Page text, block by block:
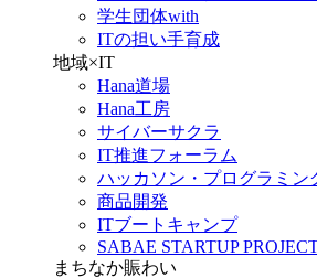
学生団体with
ITの担い手育成
地域×IT
Hana道場
Hana工房
サイバーサクラ
IT推進フォーラム
ハッカソン・プログラミン
商品開発
ITブートキャンプ
SABAE STARTUP
まちなか賑わい